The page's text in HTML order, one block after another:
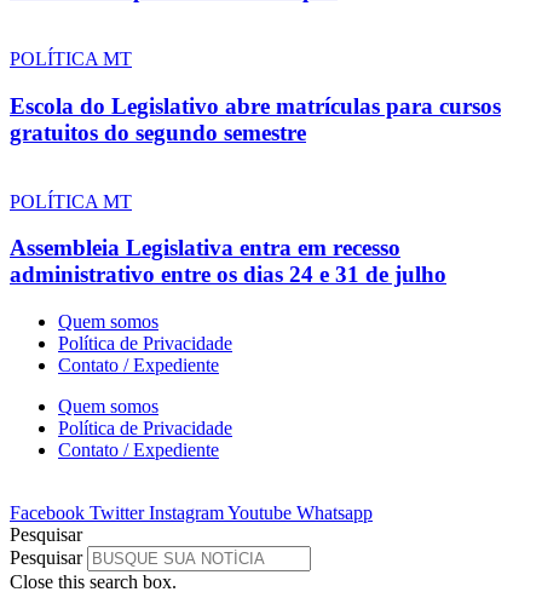
POLÍTICA MT
Escola do Legislativo abre matrículas para cursos
gratuitos do segundo semestre
POLÍTICA MT
Assembleia Legislativa entra em recesso
administrativo entre os dias 24 e 31 de julho
Quem somos
Política de Privacidade
Contato / Expediente
Quem somos
Política de Privacidade
Contato / Expediente
Facebook Twitter InstagramYoutube Whatsapp
Pesquisar
Pesquisar
Close this search box.